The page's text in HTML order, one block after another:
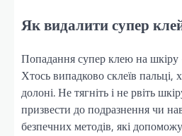
Як видалити супер
Попадання супер клею на
Хтось випадково склеїв
долоні. Не тягніть і не рвіть
призвести до подразнення чи
безпечних методів, які